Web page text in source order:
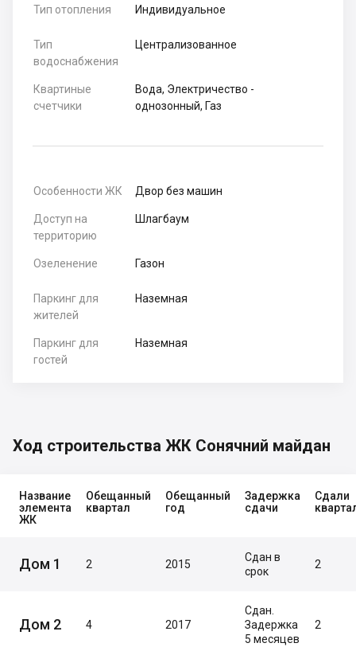
Тип отопления Индивидуальное
Тип
водоснабжения
Централизованное
Квартиные
счетчики
Вода, Электричество -
однозонный, Газ
Особенности ЖК Двор без машин
Доступ на
территорию
Шлагбаум
Озеленение Газон
Паркинг для
жителей
Наземная
Паркинг для
гостей
Наземная
Ход строительства ЖК Сонячний майдан
Название
элемента
ЖК
Обещанный
квартал
Обещанный
год
Задержка
сдачи
Сдали
Дом 1 2 2015
Сдан в
срок
2
Дом 2 4 2017
Сдан.
Задержка
5 месяцев
2